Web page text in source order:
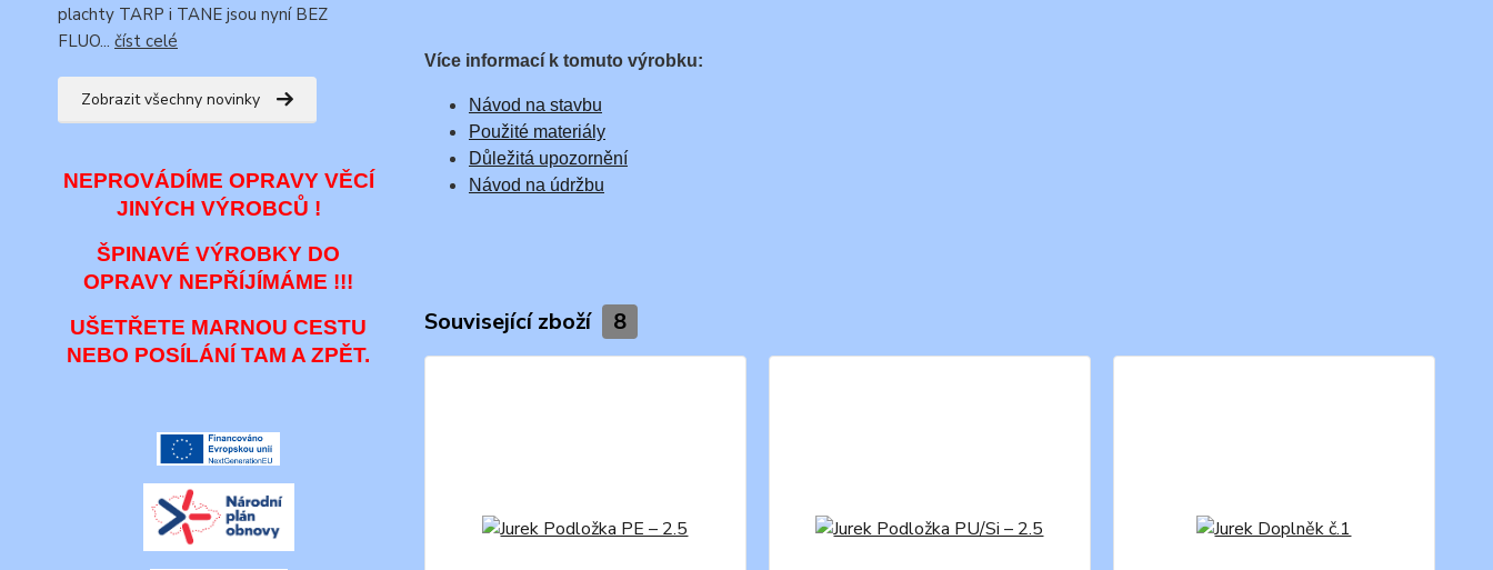
plachty TARP i TANE jsou nyní BEZ
FLUO... číst celé
Zobrazit všechny novinky
NEPROVÁDÍME OPRAVY VĚCÍ
JINÝCH VÝROBCŮ !
ŠPINAVÉ VÝROBKY DO
OPRAVY NEPŘÍJÍMÁME !!!
UŠETŘETE MARNOU CESTU
NEBO POSÍLÁNÍ TAM A ZPĚT.
Více informací k tomuto výrobku:
Návod na stavbu
Použité materiály
Důležitá upozornění
Návod na údržbu
Související zboží 8